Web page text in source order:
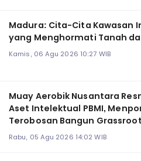
Madura: Cita-Cita Kawasan
yang Menghormati Tanah
Kamis, 06 Agu 2026 10:27 WIB
Muay Aerobik Nusantara
Aset Intelektual PBMI,
Terobosan Bangun
Rabu, 05 Agu 2026 14:02 WIB